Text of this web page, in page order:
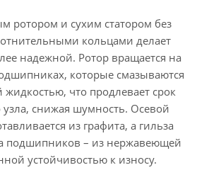
ротором и сухим статором без
кольцами делает
надежной. Ротор вращается на
которые смазываются
жидкостью, что продлевает срок
снижая шумность. Осевой
из графита, а гильза
подшипников – из нержавеющей
устойчивостью к износу.